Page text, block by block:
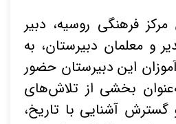
فرهنگی روسیه، دبیر
و معلمان دبیرستان، به
دانش‌آموزان این دبیرستان حضور
بخشی از تلاش‌های
آشنایی با تاریخ،